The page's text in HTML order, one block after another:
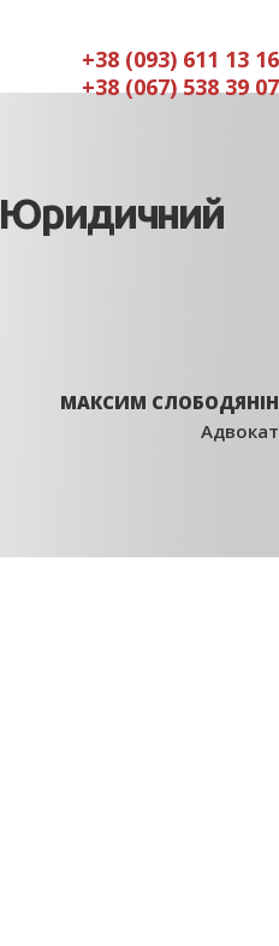
+38 (093) 611 13 16
+38 (067) 538 39 07
Юридичний
МАКСИМ СЛОБОДЯНІН
Адвокат